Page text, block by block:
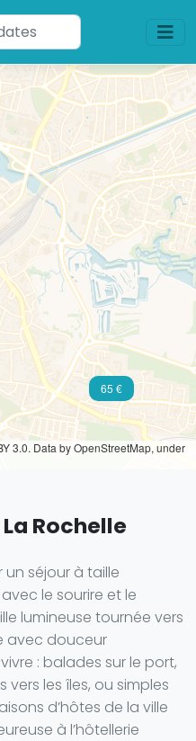
65 €
3.0. Data by OpenStreetMap, under
Rochelle
un séjour à taille
le sourire et le
lumineuse tournée vers
avec douceur
: balades sur le port,
les îles, ou simples
d’hôtes de la ville
à l’hôtellerie